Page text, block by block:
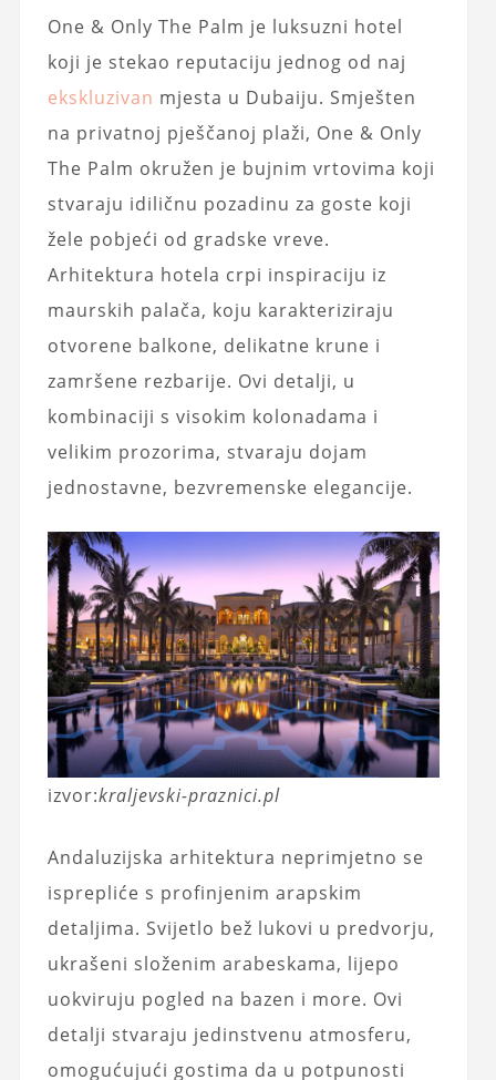
One & Only The Palm je luksuzni hotel
koji je stekao reputaciju jednog od naj
ekskluzivan mjesta u Dubaiju. Smješten
na privatnoj pješčanoj plaži, One & Only
The Palm okružen je bujnim vrtovima koji
stvaraju idiličnu pozadinu za goste koji
žele pobjeći od gradske vreve.
Arhitektura hotela crpi inspiraciju iz
maurskih palača, koju karakteriziraju
otvorene balkone, delikatne krune i
zamršene rezbarije. Ovi detalji, u
kombinaciji s visokim kolonadama i
velikim prozorima, stvaraju dojam
jednostavne, bezvremenske elegancije.
izvor:kraljevski-praznici.pl
Andaluzijska arhitektura neprimjetno se
isprepliće s profinjenim arapskim
detaljima. Svijetlo bež lukovi u predvorju,
ukrašeni složenim arabeskama, lijepo
uokviruju pogled na bazen i more. Ovi
detalji stvaraju jedinstvenu atmosferu,
omogućujući gostima da u potpunosti